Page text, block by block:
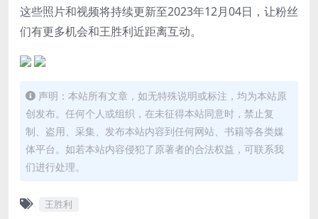
这些照片和视频将持续更新至2023年12月04日，让粉丝
们有更多机会和王胜利近距离互动。
声明：本站所有文章，如无特殊说明或标注，均为本站原
创发布。任何个人或组织，在未征得本站同意时，禁止复
制、盗用、采集、发布本站内容到任何网站、书籍等各类媒
体平台。如若本站内容侵犯了原著者的合法权益，可联系我
们进行处理。
王胜利